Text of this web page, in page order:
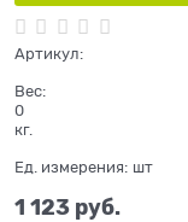
Артикул:
Вес:
0
кг.
Ед. измерения: шт
1 123 руб.